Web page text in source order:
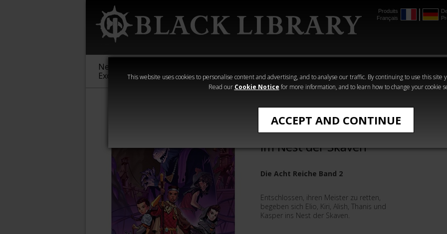
This website uses cookies to personalise content and advertising, and to analyse our traffic. By continuing to use this site
Read our Cookie Notice for more information, and to learn how to change your cookie
ACCEPT AND CONTINUE
Produits
Français
New &
Exclusive
Sigmar
40,000
Heresy
Crime
Horror
Warhammer Adventures:
Im Nest der Skaven
Die Acht Reiche Band 2
Entschlossen, ihren Meister zu retten,
begeben sich Elio, Kiri, Alish, Thanis und
Kasper ins Nest der Skaven.